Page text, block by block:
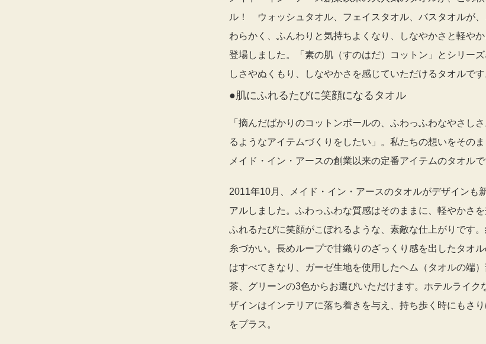
ル！ ウォッシュタオル、フェイスタオル、バスタオルが
わらかく、ふんわりと気持ちよくなり、しなやかさと軽や
登場しました。「素の肌（すのはだ）コットン」とシリー
しさやぬくもり、しなやかさを感じていただけるタオルです
●肌にふれるたびに笑顔になるタオル
「摘んだばかりのコットンボールの、ふわっふわなやさし
るようなアイテムづくりをしたい」。私たちの想いをそのま
メイド・イン・アースの創業以来の定番アイテムのタオルで
2011年10月、メイド・イン・アースのタオルがデザインも
アルしました。ふわっふわな質感はそのままに、軽やかさ
ふれるたびに笑顔がこぼれるような、素敵な仕上がりです
糸づかい。長めループで甘織りのざっくり感を出したタオ
はすべてきなり、ガーゼ生地を使用したヘム（タオルの端）
茶、グリーンの3色からお選びいただけます。ホテルライク
ザインはインテリアに落ち着きを与え、持ち歩く時にもさ
をプラス。